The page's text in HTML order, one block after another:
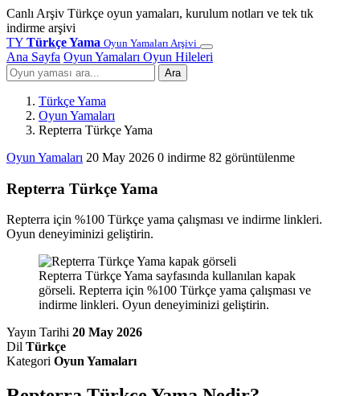
Canlı Arşiv Türkçe oyun yamaları, kurulum notları ve tek tık
indirme arşivi
TY Türkçe Yama Oyun Yamaları Arşivi
Ana Sayfa Oyun Yamaları Oyun Hileleri
Ara
Türkçe Yama
Oyun Yamaları
Repterra Türkçe Yama
Oyun Yamaları 20 May 2026 0 indirme 82 görüntülenme
Repterra Türkçe Yama
Repterra için %100 Türkçe yama çalışması ve indirme linkleri.
Oyun deneyiminizi geliştirin.
Repterra Türkçe Yama sayfasında kullanılan kapak
görseli. Repterra için %100 Türkçe yama çalışması ve
indirme linkleri. Oyun deneyiminizi geliştirin.
Yayın Tarihi 20 May 2026
Dil Türkçe
Kategori Oyun Yamaları